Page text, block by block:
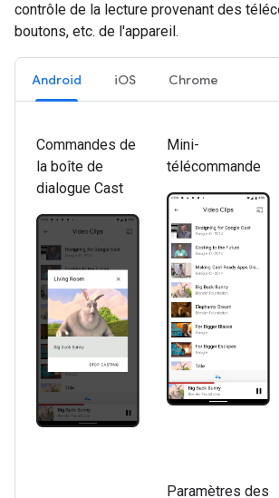
contrôle de la lecture provenant des
boutons, etc. de l'appareil.
Android iOS Chrome
Commandes de
la boîte de
dialogue Cast
Mini-
télécommande
Paramètres des